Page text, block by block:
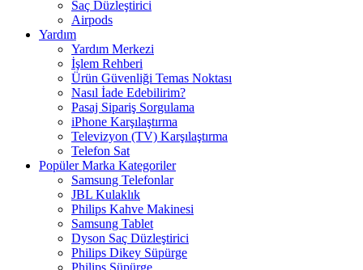
Saç Düzleştirici
Airpods
Yardım
Yardım Merkezi
İşlem Rehberi
Ürün Güvenliği Temas Noktası
Nasıl İade Edebilirim?
Pasaj Sipariş Sorgulama
iPhone Karşılaştırma
Televizyon (TV) Karşılaştırma
Telefon Sat
Popüler Marka Kategoriler
Samsung Telefonlar
JBL Kulaklık
Philips Kahve Makinesi
Samsung Tablet
Dyson Saç Düzleştirici
Philips Dikey Süpürge